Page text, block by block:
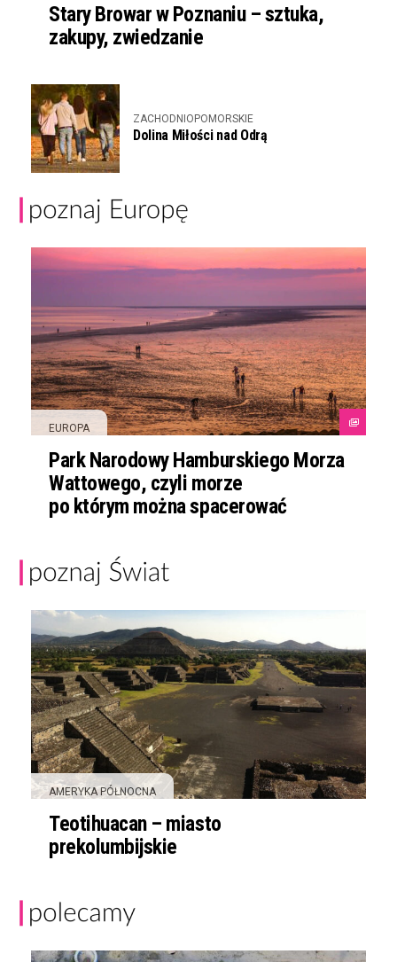
Stary Browar w Poznaniu – sztuka,
zakupy, zwiedzanie
ZACHODNIOPOMORSKIE
Dolina Miłości nad Odrą
EUROPA
Park Narodowy Hamburskiego Morza
Wattowego, czyli morze
po którym można spacerować
AMERYKA PÓŁNOCNA
Teotihuacan – miasto
prekolumbijskie